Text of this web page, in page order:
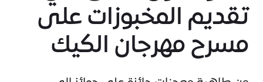
تقديم المخبوزات على
مسرح مهرجان الكيك